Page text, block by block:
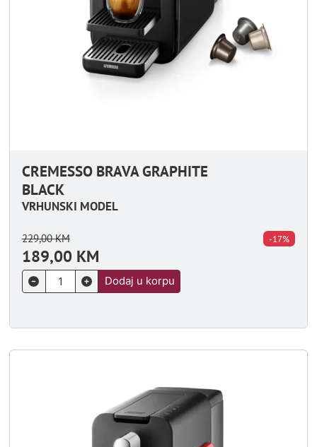
CREMESSO BRAVA GRAPHITE
BLACK
VRHUNSKI MODEL
229,00KM
189,00 KM
-17%
Dodaj u korpu